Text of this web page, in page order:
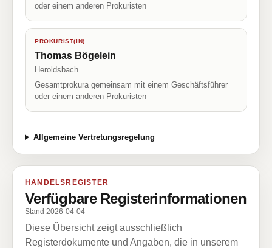
oder einem anderen Prokuristen
PROKURIST(IN)
Thomas Bögelein
Heroldsbach
Gesamtprokura gemeinsam mit einem Geschäftsführer
oder einem anderen Prokuristen
Allgemeine Vertretungsregelung
HANDELSREGISTER
Verfügbare Registerinformationen
Stand 2026-04-04
Diese Übersicht zeigt ausschließlich
Registerdokumente und Angaben, die in unserem